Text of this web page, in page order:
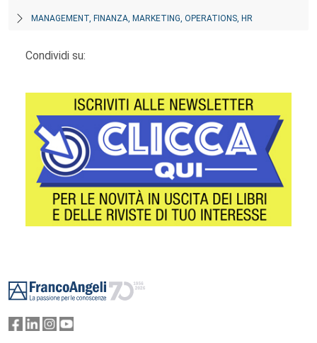
MANAGEMENT, FINANZA, MARKETING, OPERATIONS, HR
Condividi su: